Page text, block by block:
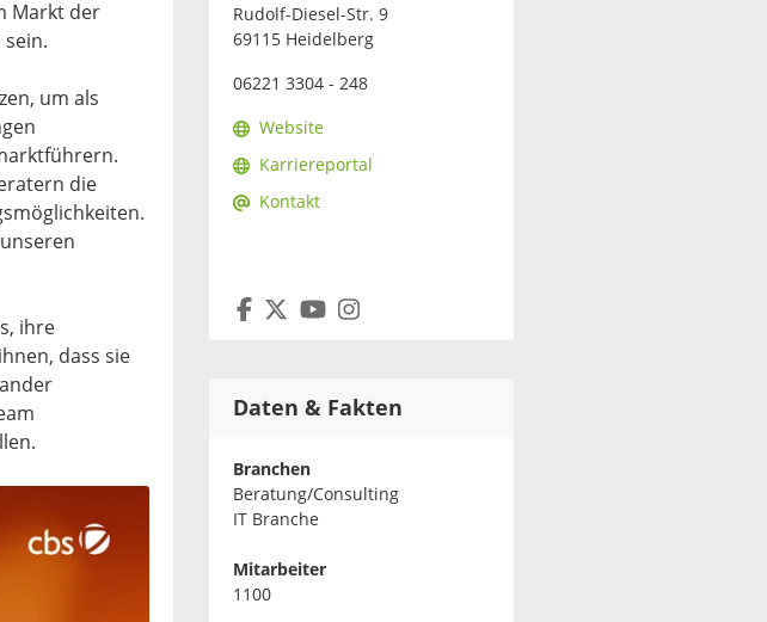
Markt der
um als
die
ihre
dass sie
Rudolf-Diesel-Str. 9
69115 Heidelberg
06221 3304 - 248
Website
Karriereportal
Kontakt
Daten & Fakten
Branchen
Beratung/Consulting
IT Branche
Mitarbeiter
1100